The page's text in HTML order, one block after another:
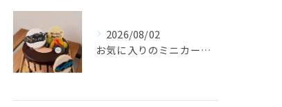
2026/08/02
お気に入りのミニカーのアイシングクッキーを飾ったデコレーショ...